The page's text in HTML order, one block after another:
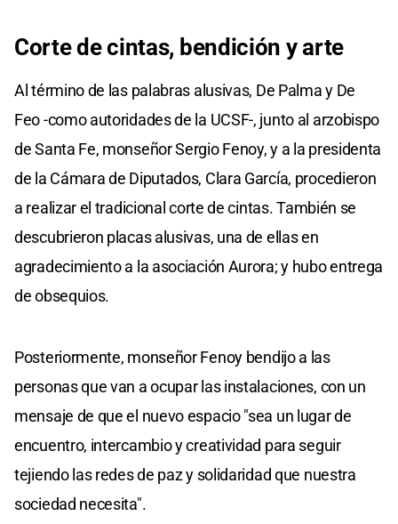
Corte de cintas, bendición y arte
Al término de las palabras alusivas, De Palma y De
Feo -como autoridades de la UCSF-, junto al arzobispo
de Santa Fe, monseñor Sergio Fenoy, y a la presidenta
de la Cámara de Diputados, Clara García, procedieron
a realizar el tradicional corte de cintas. También se
descubrieron placas alusivas, una de ellas en
agradecimiento a la asociación Aurora; y hubo entrega
de obsequios.
Posteriormente, monseñor Fenoy bendijo a las
personas que van a ocupar las instalaciones, con un
mensaje de que el nuevo espacio "sea un lugar de
encuentro, intercambio y creatividad para seguir
tejiendo las redes de paz y solidaridad que nuestra
sociedad necesita".